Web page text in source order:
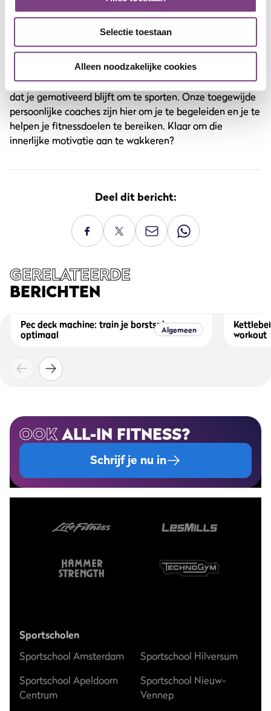
Selectie toestaan
Alleen noodzakelijke cookies
Dus, de volgende keer dat je jezelf betrapt op het
mompelen van “geen zin om te sporten,” herinner jezelf
dan aan deze waardevolle tips en strategieën om je
motivatie te herwinnen. Bij ProFit Gym staan we altijd
voor je klaar om je te ondersteunen en ervoor te zorgen
dat je gemotiveerd blijft om te sporten. Onze toegewijde
persoonlijke coaches zijn hier om je te begeleiden en je te
helpen je fitnessdoelen te bereiken. Klaar om die
innerlijke motivatie aan te wakkeren?
Deel dit bericht:
GERELATEERDE
BERICHTEN
Algemeen
Pec deck machine: train je borstspieren
optimaal
workout
OOKALL-IN FITNESS?
Schrijf je nu in
Sportscholen
Sportschool Amsterdam
Sportschool Apeldoorn
Centrum
Sportschool Hilversum
Sportschool Nieuw-
Vennep